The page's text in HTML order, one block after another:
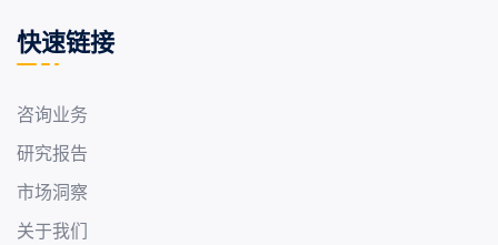
快速链接
咨询业务
研究报告
市场洞察
关于我们